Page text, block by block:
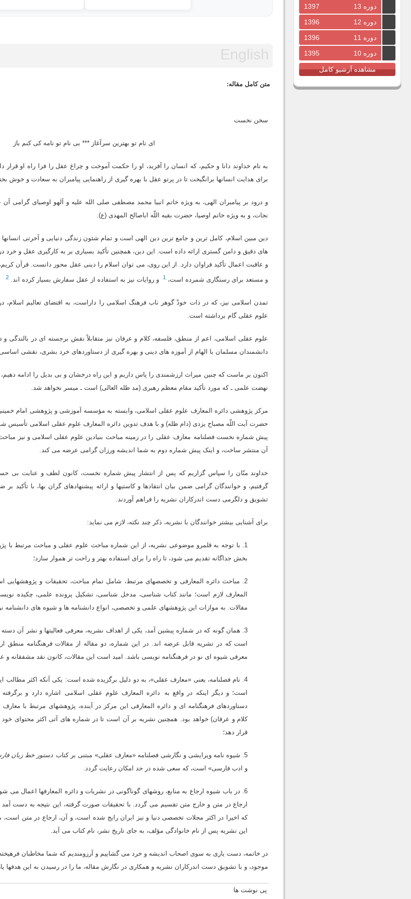
دوره 13
1397
دوره 12
1396
دوره 11
1396
دوره 10
1395
مشاهده آرشیو کامل
متن کامل مقاله:
سخن نخست
اى نام تو بهترین سرآغاز *** بى نام تو نامه کى کنم باز
به نام خداوند دانا و حکیم، که انسان را آفرید، او را حکمت آموخت و چراغ عقل را فرا راه او قرار
براى هدایت انسانها برانگیخت تا در پرتو عقل با بهره گیرى از راهنمایى پیامبران به سعادت و خوش
و درود بر پیامبران الهى، به ویژه خاتم انبیا محمد مصطفى صلى الله علیه و آلهو اوصیاى
نجات، و به ویژه خاتم اوصیا، حضرت بقیه اللّه اباصالح المهدى (ع).
دین مبین اسلام، کامل ترین و جامع ترین دین الهى است و تمام شئون زندگى دنیایى و آخرتى انسانها
هاى دقیق و دامن گسترى ارائه داده است. این دین، همچنین تأکید بسیارى بر به کارگیرى عقل و خرد
و عاقبت اعمال تأکید فراوان دارد. از این روى، مى توان اسلام را دینى عقل محور دانست. قرآن کریم،
و مستعد براى رستگارى شمرده است، 1 و روایات نیز به استفاده از عقل سفارش بسیار کرده اند. 2
تمدن اسلامى نیز، که در ذات خودْ گوهر ناب فرهنگ اسلامى را داراست، به اقتضاى تعالیم
علوم عقلى گام برداشته است.
علوم عقلى اسلامى، اعم از منطق، فلسفه، کلام و عرفان نیز متقابلاً نقش برجسته اى در
دانشمندان مسلمان با الهام از آموزه هاى دینى و بهره گیرى از دستاوردهاى خرد بشرى، نقشى اساسى
اکنون بر ماست که چنین میراث ارزشمندى را پاس داریم و این راه درخشان و بى بدیل را ادامه دهیم،
نهضت علمى ـ که مورد تأکید مقام معظم رهبرى (مد ظله العالى) است ـ میسر نخواهد شد.
مرکز پژوهشى دائره المعارف علوم عقلى اسلامى، وابسته به مؤسسه آموزشى و پژوهشى امام
حضرت آیت اللّه مصباح یزدى (دام ظله) و با هدف تدوین دائره المعارف علوم عقلى اسلامى
پیش شماره نخست فصلنامه معارف عقلی را در زمینه مباحث بنیادین علوم عقلى اسلامى و نیز
آن منتشر ساخت، و اینک پیش شماره دوم به شما اندیشه ورزان گرامى عرضه مى کند.
خداوند منّان را سپاس گزاریم که پس از انتشار پیش شماره نخست، کانون لطف و عنایت بى
گرفتیم، و خوانندگان گرامى ضمن بیان انتقادها و کاستیها و ارائه پیشنهادهاى گران بها، با تأکید
تشویق و دلگرمى دست اندرکاران نشریه را فراهم آوردند.
براى آشنایى بیشتر خوانندگان با نشریه، ذکر چند نکته، لازم مى نماید:
1. با توجه به قلمرو موضوعى نشریه، از این شماره مباحث علوم عقلى و مباحث مرتبط با
بخش جداگانه تقدیم مى شود، تا راه را براى استفاده بهتر و راحت تر هموار سازد؛
2. مباحث دائره المعارفى و تخصصهاى مرتبط، شامل تمام مباحث، تحقیقات و پژوهشهایى
المعارف لازم است؛ مانند کتاب شناسى، مدخل شناسى، تشکیل پرونده علمى، چکیده
مقالات. به موازات این پژوهشهاى علمى و تخصصى، انواع دانشنامه ها و شیوه هاى
3. همان گونه که در شماره پیشین آمد، یکى از اهداف نشریه، معرفى فعالیتها و نشر آن
است که در نشریه قابل عرضه اند. در این شماره، دو مقاله از مقالات فرهنگنامه منطق
معرفى شیوه اى نو در فرهنگنامه نویسى باشد. امید است این مقالات، کانون نقد مشفقانه و
4. نام فصلنامه، یعنى «معارف عقلی»، به دو دلیل برگزیده شده است: یکى آنکه اکثر
است؛ و دیگر اینکه در واقع به
دائره المعارف علوم عقلى اسلامى
اشاره دارد و
دستاوردهاى فرهنگنامه اى و دائره المعارفى این مرکز در آینده، پژوهشهاى مرتبط با
کلام و عرفان) خواهد بود. همچنین نشریه بر آن است تا در شماره هاى آتى اکثر محتواى
قرار دهد؛
5. شیوه نامه ویرایشى و نگارشى فصلنامه «معارف عقلی» مبتنى بر کتاب دستور خط زبان
و ادب فارسی» است، که سعى شده در حد امکان رعایت گردد.
6. در باب شیوه ارجاع به منابع، روشهاى گوناگونى در نشریات و دائره المعارفها اعمال مى
ارجاع در متن و خارج متن تقسیم مى گردد. با تحقیقات صورت گرفته، این نتیجه به دست
که اخیرا در اکثر مجلات تخصصى دنیا و نیز ایران رایج شده است، و آن، ارجاع در متن است،
این نشریه پس از نام خانوادگى مؤلف، به جاى تاریخ نشر، نام کتاب مى آید.
در خاتمه، دست یارى به سوى اصحاب اندیشه و خرد مى گشاییم و آرزومندیم که شما مخاطبان فرهیخته و
موجود، و با تشویق دست اندرکاران نشریه و همکارى در نگارش مقاله، ما را در رسیدن به این هدفها
پى نوشت ها